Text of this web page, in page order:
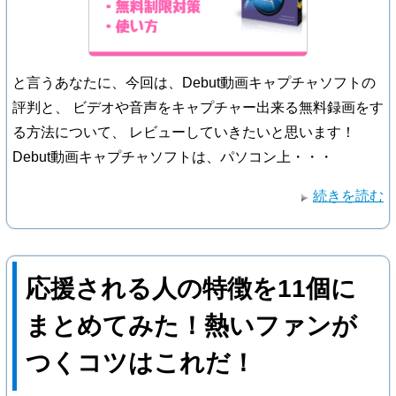
と言うあなたに、今回は、Debut動画キャプチャソフトの
評判と、 ビデオや音声をキャプチャー出来る無料録画をす
る方法について、 レビューしていきたいと思います！
Debut動画キャプチャソフトは、パソコン上・・・
続きを読む
応援される人の特徴を11個に
まとめてみた！熱いファンが
つくコツはこれだ！